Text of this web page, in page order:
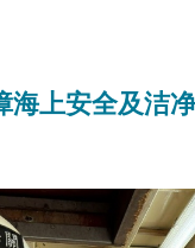
海上安全及洁净